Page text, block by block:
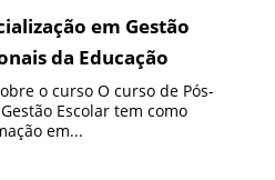
em Gestão
da Educação
o curso O curso de Pós-
Escolar tem como
em...